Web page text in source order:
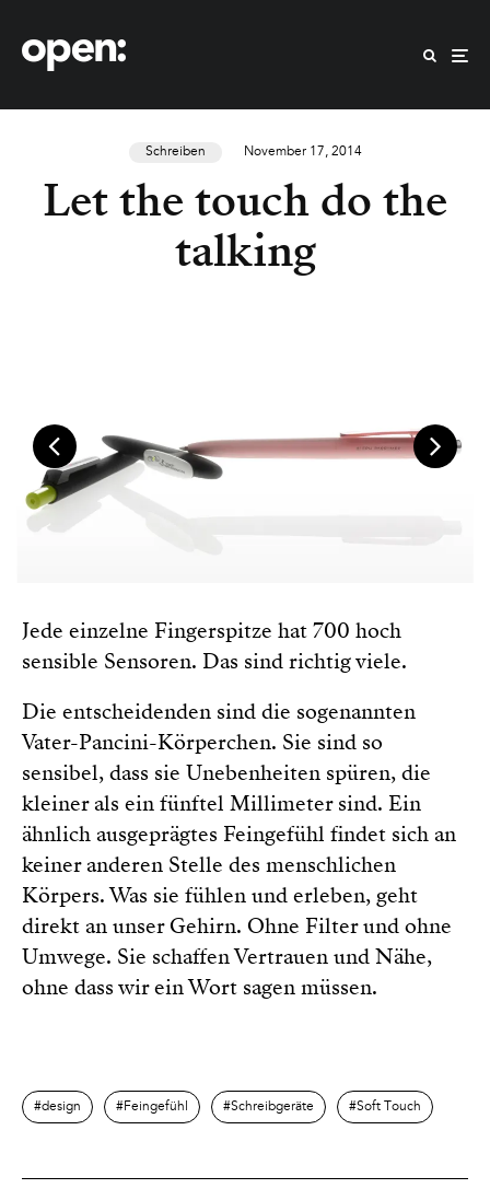
Schreiben November 17, 2014
Let the touch do the
talking
Jede einzelne Fingerspitze hat 700 hoch
sensible Sensoren. Das sind richtig viele.
Die entscheidenden sind die sogenannten
Vater-Pancini-Körperchen. Sie sind so
sensibel, dass sie Unebenheiten spüren, die
kleiner als ein fünftel Millimeter sind. Ein
ähnlich ausgeprägtes Feingefühl findet sich an
keiner anderen Stelle des menschlichen
Körpers. Was sie fühlen und erleben, geht
direkt an unser Gehirn. Ohne Filter und ohne
Umwege. Sie schaffen Vertrauen und Nähe,
ohne dass wir ein Wort sagen müssen.
design Feingefühl Schreibgeräte Soft Touch